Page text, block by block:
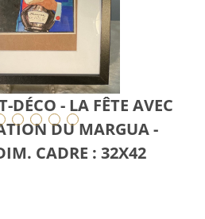
DÉCO - LA FÊTE AVEC
DU MARGUA -
CADRE : 32X42